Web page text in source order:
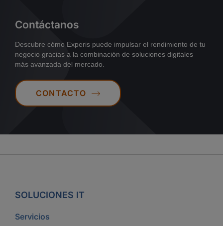
Contáctanos
Descubre cómo Experis puede impulsar el rendimiento de tu
negocio gracias a la combinación de soluciones digitales
más avanzada del mercado.
CONTACTO
SOLUCIONES IT
Servicios